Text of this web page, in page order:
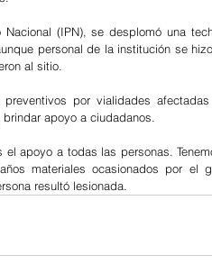
(IPN), se desplomó una
personal de la institución se
al sitio.
preventivos por vialidades
apoyo a ciudadanos.
apoyo a todas las personas.
materiales ocasionados por el
resultó lesionada.